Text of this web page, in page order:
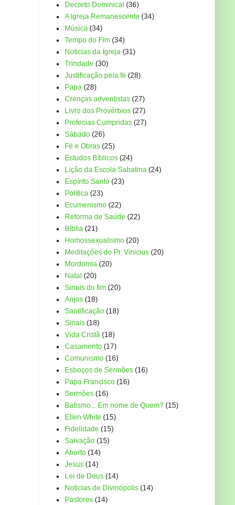
Decreto Dominical (36)
A Igreja Remanescente (34)
Música (34)
Tempo do Fim (34)
Noticias da Igreja (31)
Trindade (30)
Justificação pela fé (28)
Papa (28)
Crenças adventistas (27)
Livro dos Provérbios (27)
Profecias Cumpridas (27)
Sábado (26)
Fé e Obras (25)
Estudos Bíblicos (24)
Lição da Escola Sabatina (24)
Espírito Santo (23)
Política (23)
Ecumenismo (22)
Reforma de Saúde (22)
Bíblia (21)
Homossexualismo (20)
Meditações do Pr. Vinicius (20)
Mordomia (20)
Natal (20)
Sinais do fim (20)
Anjos (18)
Santificação (18)
Sinais (18)
Vida Cristã (18)
Casamento (17)
Comunismo (16)
Esboços de Sermões (16)
Papa Francisco (16)
Sermôes (16)
Batismo... Em nome de Quem? (15)
Ellen White (15)
Fidelidade (15)
Salvação (15)
Aborto (14)
Jesus (14)
Lei de Deus (14)
Noticias de Divinópolis (14)
Pastores (14)